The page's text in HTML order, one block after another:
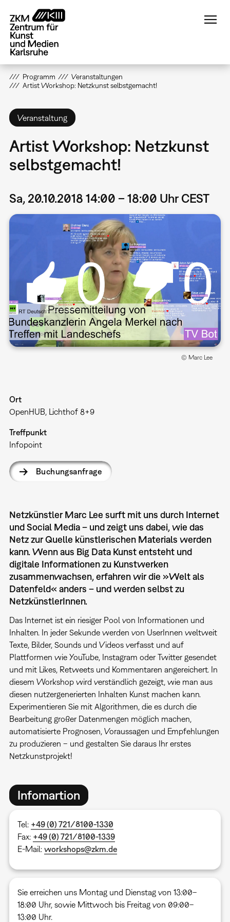
zum
Inhalt
Programm
Veranstaltungen
Artist Workshop: Netzkunst selbstgemacht!
Veranstaltung
Artist Workshop: Netzkunst
selbstgemacht!
Sa, 20.10.2018 14:00 – 18:00 Uhr CEST
© Marc Lee
Ort
OpenHUB, Lichthof 8+9
Treffpunkt
Infopoint
Buchungsanfrage
Netzkünstler Marc Lee surft mit uns durch Internet
und Social Media – und zeigt uns dabei, wie das
Netz zur Quelle künstlerischen Materials werden
kann. Wenn aus Big Data Kunst entsteht und
digitale Informationen zu Kunstwerken
zusammenwachsen, erfahren wir die »Welt als
Datenfeld« anders – und werden selbst zu
NetzkünstlerInnen.
Das Internet ist ein riesiger Pool von Informationen und
Inhalten. In jeder Sekunde werden von UserInnen weltweit
Texte, Bilder, Sounds und Videos verfasst und auf
Plattformen wie YouTube, Instagram oder Twitter gesendet
und mit Likes, Retweets und Kommentaren angereichert. In
diesem Workshop wird verständlich gezeigt, wie man aus
diesen nutzergenerierten Inhalten Kunst machen kann.
Experimentieren Sie mit Algorithmen, die es durch die
Bearbeitung großer Datenmengen möglich machen,
automatisierte Prognosen, Voraussagen und Empfehlungen
zu produzieren – und gestalten Sie daraus Ihr erstes
Netzkunstprojekt!
Infomartion
Tel: +49 (0) 721/8100-1330
Fax: +49 (0) 721/8100-1339
E-Mail: workshops@zkm.de
Sie erreichen uns Montag und Dienstag von 13:00–
18:00 Uhr, sowie Mittwoch bis Freitag von 09:00–
13:00 Uhr.